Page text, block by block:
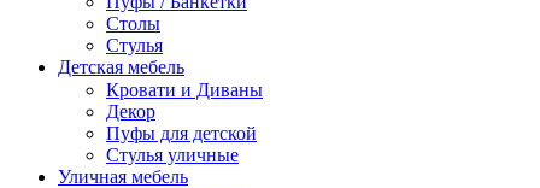
Столы
Стулья
Детская мебель
Кровати и Диваны
Декор
Пуфы для детской
Стулья уличные
Уличная мебель